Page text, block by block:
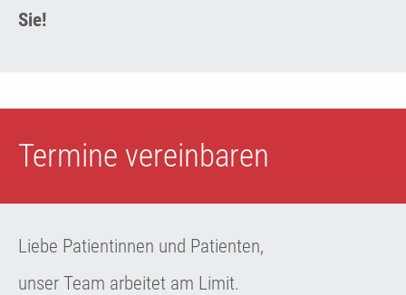
Sie!
Termine vereinbaren
Liebe Patientinnen und Patienten,
unser Team arbeitet am Limit.